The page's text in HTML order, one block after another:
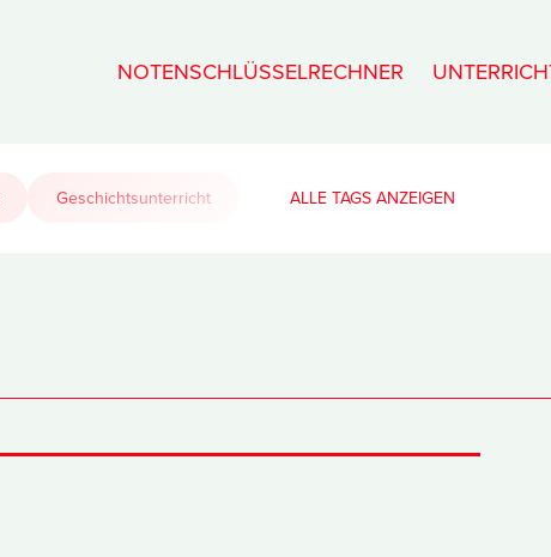
NOTENSCHLÜSSELRECHNER
Geschichtsunterricht ALLE TAGS